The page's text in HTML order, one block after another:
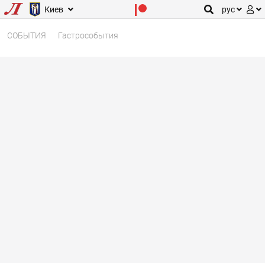
Киев рус
СОБЫТИЯ Гастрособытия